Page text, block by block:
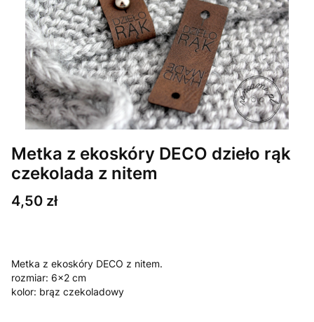
Metka z ekoskóry DECO dzieło rąk
czekolada z nitem
Cena
4,50 zł
Metka z ekoskóry DECO z nitem.
rozmiar: 6x2 cm
kolor: brąz czekoladowy